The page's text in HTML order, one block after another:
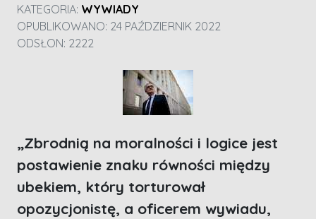
KATEGORIA: WYWIADY
OPUBLIKOWANO: 24 PAŹDZIERNIK 2022
ODSŁON: 2222
„Zbrodnią na moralności i logice jest
postawienie znaku równości między
ubekiem, który torturował
opozycjonistę, a oficerem wywiadu,